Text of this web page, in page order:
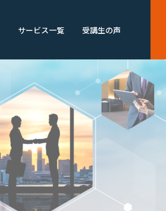
サービス一覧 受講生の声